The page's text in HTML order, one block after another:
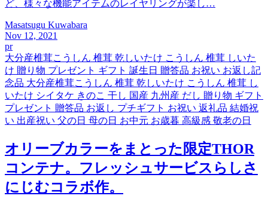
ど、様々な機能アイテムのレイヤリングが楽し…
Masatsugu Kuwabara
Nov 12, 2021
pr
大分産椎茸こうしん 椎茸 乾しいたけ こうしん 椎茸 しいた
け 贈り物 プレゼント ギフト 誕生日 贈答品 お祝い お返し記
念品 大分産椎茸こうしん 椎茸 乾しいたけ こうしん 椎茸 し
いたけ シイタケ きのこ 干し 国産 九州産 だし 贈り物 ギフト
プレゼント 贈答品 お返し プチギフト お祝い 返礼品 結婚祝
い 出産祝い 父の日 母の日 お中元 お歳暮 高級感 敬老の日
オリーブカラーをまとった限定THOR
コンテナ。フレッシュサービスらしさ
にじむコラボ作。